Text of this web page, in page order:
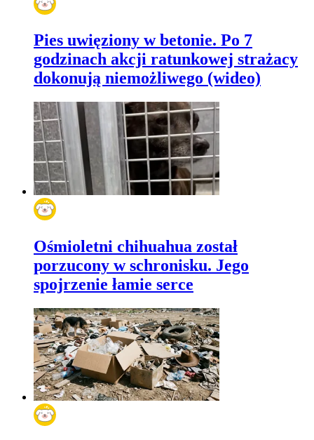
Pies uwięziony w betonie. Po 7
godzinach akcji ratunkowej strażacy
dokonują niemożliwego (wideo)
Ośmioletni chihuahua został
porzucony w schronisku. Jego
spojrzenie łamie serce